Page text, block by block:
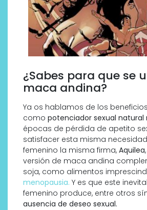
¿Sabes para que se
maca andina?
Ya os hablamos de los
como potenciador sexual natural
épocas de pérdida de apetito
satisfacer esta misma
femenino la misma firma, Aquilea
versión de maca andina
soja, como alimentos
menopausia. Y es que este
femenino produce, entre otros
ausencia de deseo sexual.